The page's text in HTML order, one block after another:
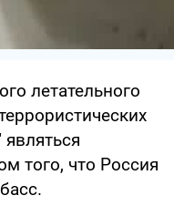
летательного
того, что Россия